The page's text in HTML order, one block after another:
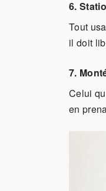
6.
Tout
il doit
7.
Celui
en